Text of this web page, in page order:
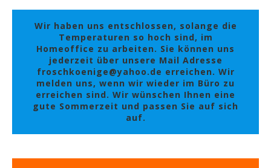
Wir haben uns entschlossen, solange die
Temperaturen so hoch sind, im
Homeoffice zu arbeiten. Sie können uns
jederzeit über unsere Mail Adresse
froschkoenige@yahoo.de erreichen. Wir
melden uns, wenn wir wieder im Büro zu
erreichen sind. Wir wünschen Ihnen eine
gute Sommerzeit und passen Sie auf sich
auf.